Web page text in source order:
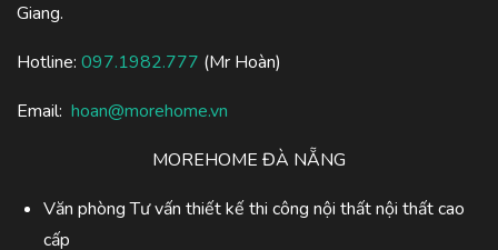
Giang.
Hotline: 097.1982.777 (Mr Hoàn)
Email: hoan@morehome.vn
MOREHOME ĐÀ NẴNG
Văn phòng Tư vấn thiết kế thi công nội thất nội thất cao
cấp